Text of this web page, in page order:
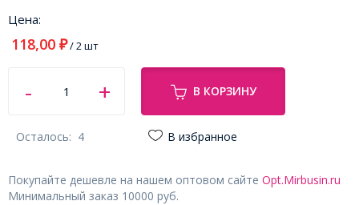
Цена:
118,00 ₽/ 2 шт
В КОРЗИНУ
Осталось: 4 В избранное
Покупайте дешевле на нашем оптовом сайте Opt.Mirbusin.ru
Минимальный заказ 10000 руб.